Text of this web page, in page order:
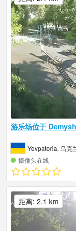
游乐场位于
Yevpatoria, 乌克
摄像头在线
距离: 2.1 km